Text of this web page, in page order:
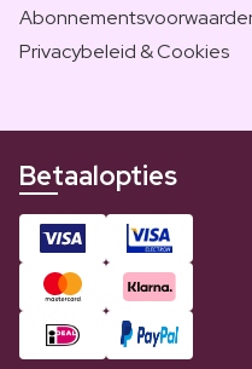
Privacybeleid & Cookies
Betaalopties